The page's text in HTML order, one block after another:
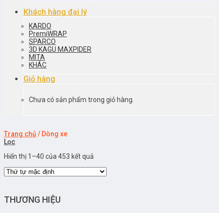
Khách hàng đại lý
KARDO
PremiWRAP
SPARCO
3D KAGU MAXPIDER
MITA
KHÁC
Giỏ hàng
Chưa có sản phẩm trong giỏ hàng.
Trang chủ / Dòng xe
Lọc
Hiển thị 1–40 của 453 kết quả
THƯƠNG HIỆU